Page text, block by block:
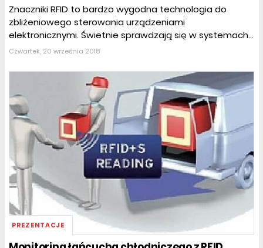
Znaczniki RFID to bardzo wygodna technologia do
zbliżeniowego sterowania urządzeniami
elektronicznymi. Świetnie sprawdzają się w systemach...
Czwartek, 20 września 2018
PREZENTACJE